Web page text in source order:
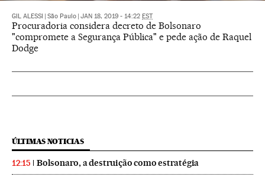
GIL ALESSI São Paulo JAN 18, 2019 - 14:22 EST
Procuradoria considera decreto de Bolsonaro
"compromete a Segurança Pública" e pede ação de Raquel
Dodge
ÚLTIMAS NOTICIAS
12:15 Bolsonaro, a destruição como estratégia